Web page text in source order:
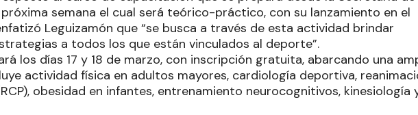
semana el cual será teórico-práctico, con su lanzamiento en el
Leguizamón que “se busca a través de esta actividad brindar
a todos los que están vinculados al deporte”.
los días 17 y 18 de marzo, con inscripción gratuita, abarcando una
actividad física en adultos mayores, cardiología deportiva,
obesidad en infantes, entrenamiento neurocognitivos, kinesiología